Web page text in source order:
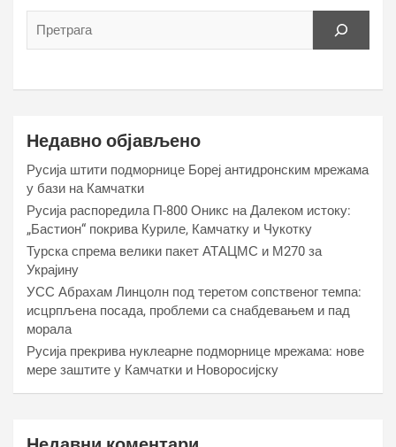
Недавно објављено
Русија штити подморнице Бореј антидронским мрежама
у бази на Камчатки
Русија распоредила П-800 Оникс на Далеком истоку:
„Бастион“ покрива Куриле, Камчатку и Чукотку
Турска спрема велики пакет АТАЦМС и М270 за
Украјину
УСС Абрахам Линцолн под теретом сопственог темпа:
исцрпљена посада, проблеми са снабдевањем и пад
морала
Русија прекрива нуклеарне подморнице мрежама: нове
мере заштите у Камчатки и Новоросијску